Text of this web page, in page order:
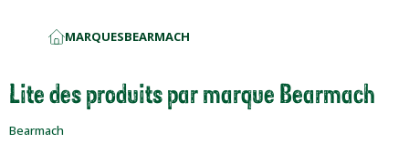
MARQUESBEARMACH
Lite des produits par marque Bearmach
Bearmach